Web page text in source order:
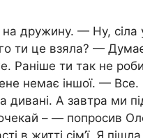
на дружину. — Ну,
ти це взяла? —
Раніше ти так не
немає іншої. — Все.
дивані. А завтра ми
– — попросив
в житті сім’ї. Я